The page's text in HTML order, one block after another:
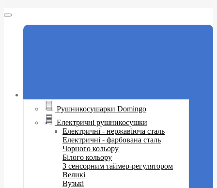
Рушникосушарки Domingo
Електричні рушникосушки
Електричні - нержавіюча сталь
Електричні - фарбована сталь
Чорного кольору
Білого кольору
З сенсорним таймер-регулятором
Великі
Вузькі